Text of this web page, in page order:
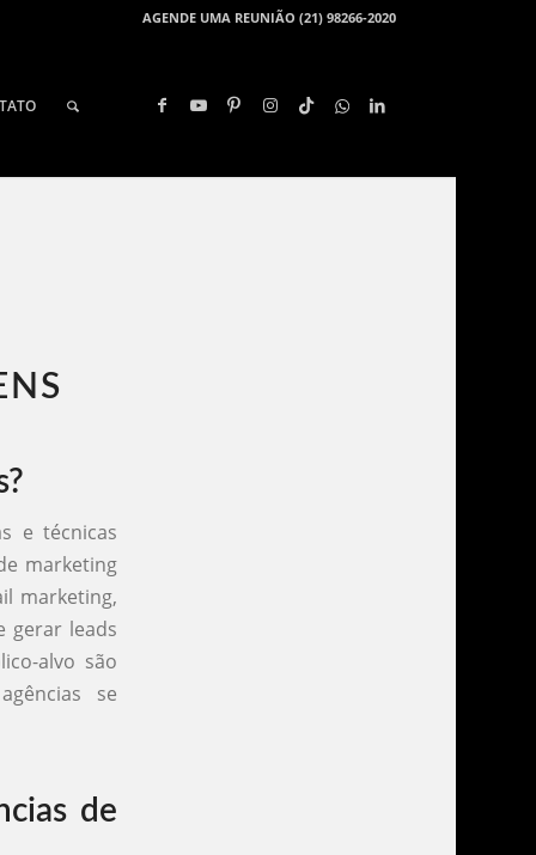
AGENDE UMA REUNIÃO (21) 98266-2020
e técnicas
marketing
marketing,
gerar leads
alvo são
se
de